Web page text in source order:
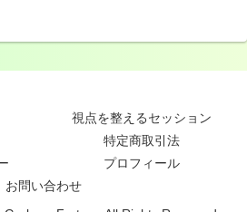
視点を整えるセッション
特定商取引法
プロフィール
お問い合わせ